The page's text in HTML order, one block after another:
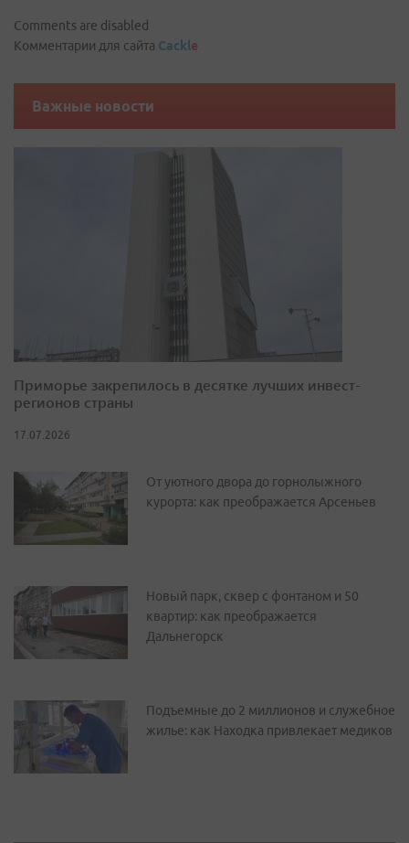
Comments are disabled
Комментарии для сайта Cackle
Важные новости
Приморье закрепилось в десятке лучших инвест-
регионов страны
17.07.2026
От уютного двора до горнолыжного
курорта: как преображается Арсеньев
Новый парк, сквер с фонтаном и 50
квартир: как преображается
Дальнегорск
Подъемные до 2 миллионов и служебное
жилье: как Находка привлекает медиков